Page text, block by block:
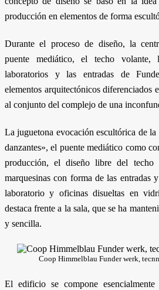
producción en elementos de forma
Durante el proceso de diseño, la
puente mediático, el techo
laboratorios y las entradas de
elementos arquitectónicos diferenciados
al conjunto del complejo de una
La juguetona evocación escultórica de
danzantes», el puente mediático como
producción, el diseño libre del techo
marquesinas con forma de las entradas
laboratorio y oficinas disueltas en
destaca frente a la sala, que se ha
y sencilla.
Coop Himmelblau Funder werk,
El edificio se compone